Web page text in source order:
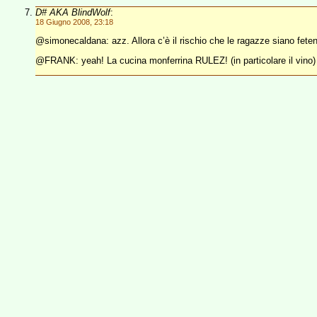
D# AKA BlindWolf:
18 Giugno 2008, 23:18
@simonecaldana: azz. Allora c’è il rischio che le ragazze siano
@FRANK: yeah! La cucina monferrina RULEZ! (in particolare il vino)